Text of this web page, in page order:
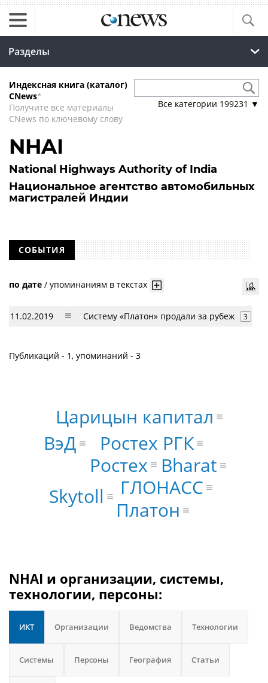
Разделы
Индексная книга (каталог)
CNews*
Получите все материалы
CNews по ключевому слову
Все категории 199231 ▼
NHAI
National Highways Authority of India
Национальное агентство автомобильных
магистралей Индии
СОБЫТИЯ
по дате / упоминаниям в текстах
11.02.2019 Систему «Платон» продали за рубеж 3
Публикаций - 1, упоминаний - 3
Ростех
Ростех РГК
Skytoll
Царицын капитал
ГЛОНАСС
Платон
Bharat
ВэД
NHAI и организации, системы,
технологии, персоны:
ИКТ Организации Ведомства Технологии
Системы Персоны География Статьи